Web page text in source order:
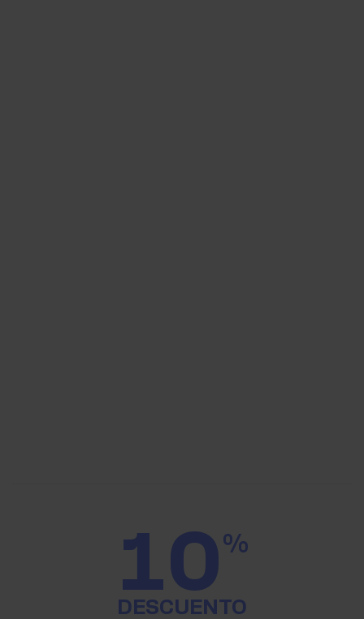
10%
DESCUENTO